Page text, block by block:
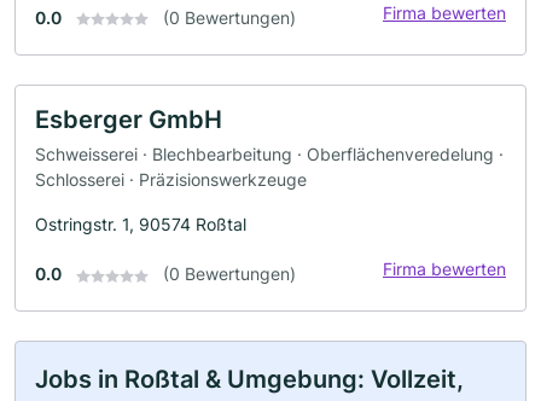
0.0 (0 Bewertungen) Firma bewerten
Esberger GmbH
Schweisserei · Blechbearbeitung · Oberflächenveredelung ·
Schlosserei · Präzisionswerkzeuge
Ostringstr. 1, 90574 Roßtal
0.0 (0 Bewertungen) Firma bewerten
Jobs in Roßtal & Umgebung: Vollzeit,